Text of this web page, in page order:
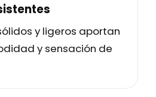
y ligeros aportan
y sensación de